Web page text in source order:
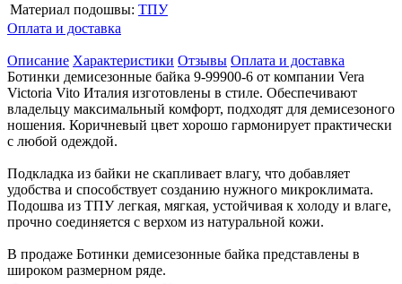
Материал подошвы: ТПУ
Оплата и доставка
Описание Характеристики Отзывы Оплата и доставка
Ботинки демисезонные байка 9-99900-6 от компании Vera
Victoria Vito Италия изготовлены в стиле. Обеспечивают
владельцу максимальный комфорт, подходят для демисезоного
ношения. Коричневый цвет хорошо гармонирует практически
с любой одеждой.
Подкладка из байки не скапливает влагу, что добавляет
удобства и способствует созданию нужного микроклимата.
Подошва из ТПУ легкая, мягкая, устойчивая к холоду и влаге,
прочно соединяется с верхом из натуральной кожи.
В продаже Ботинки демисезонные байка представлены в
широком размерном ряде.